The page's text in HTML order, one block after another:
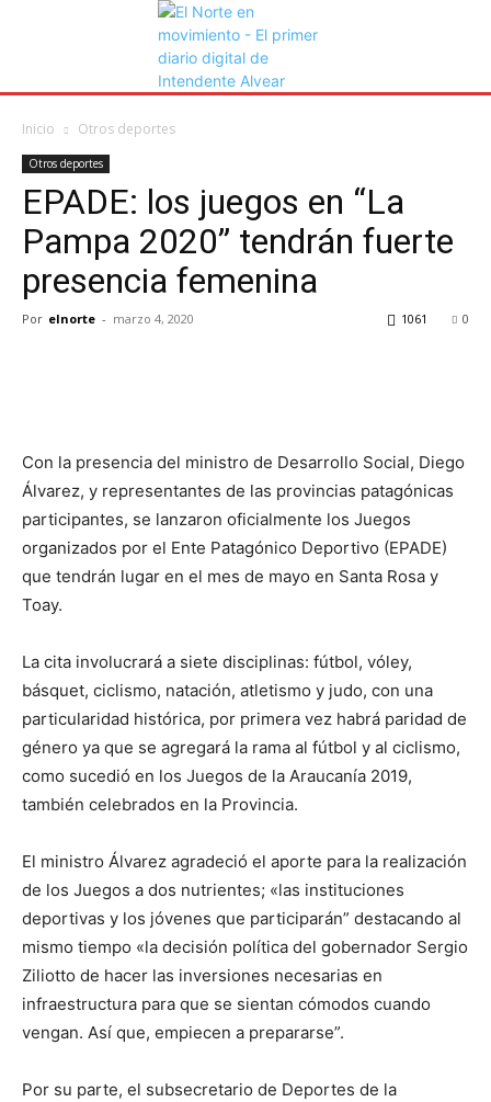
Inicio Otros deportes
Otros deportes
EPADE: los juegos en “La
Pampa 2020” tendrán fuerte
presencia femenina
Por elnorte - marzo 4, 2020 0
1061
Con la presencia del ministro de Desarrollo Social, Diego
Álvarez, y representantes de las provincias patagónicas
participantes, se lanzaron oficialmente los Juegos
organizados por el Ente Patagónico Deportivo (EPADE)
que tendrán lugar en el mes de mayo en Santa Rosa y
Toay.
La cita involucrará a siete disciplinas: fútbol, vóley,
básquet, ciclismo, natación, atletismo y judo, con una
particularidad histórica, por primera vez habrá paridad de
género ya que se agregará la rama al fútbol y al ciclismo,
como sucedió en los Juegos de la Araucanía 2019,
también celebrados en la Provincia.
El ministro Álvarez agradeció el aporte para la realización
de los Juegos a dos nutrientes; «las instituciones
deportivas y los jóvenes que participarán” destacando al
mismo tiempo «la decisión política del gobernador Sergio
Ziliotto de hacer las inversiones necesarias en
infraestructura para que se sientan cómodos cuando
vengan. Así que, empiecen a prepararse”.
Por su parte, el subsecretario de Deportes de la